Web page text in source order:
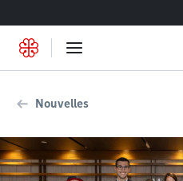
Nouvelles